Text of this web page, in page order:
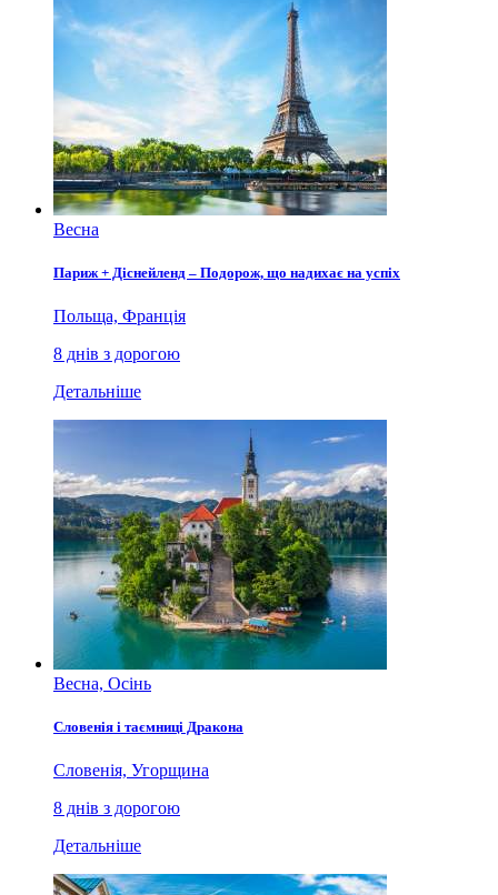
Весна
Париж + Діснейленд – Подорож, що надихає на успіх
Польща, Франція
8 днів з дорогою
Детальніше
Весна, Осінь
Словенія і таємниці Дракона
Словенія, Угорщина
8 днів з дорогою
Детальніше